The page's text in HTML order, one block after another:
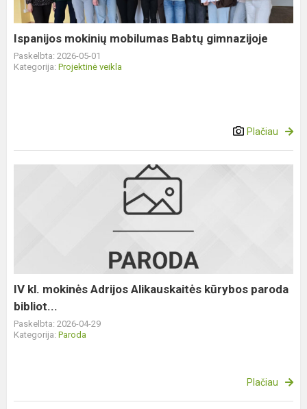
Ispanijos mokinių mobilumas Babtų gimnazijoje
Paskelbta: 2026-05-01
Kategorija: Projektinė veikla
Plačiau
bibliot...
IV kl. mokinės Adrijos Alikauskaitės kūrybos paroda
bibliot...
Paskelbta: 2026-04-29
Kategorija: Paroda
Plačiau